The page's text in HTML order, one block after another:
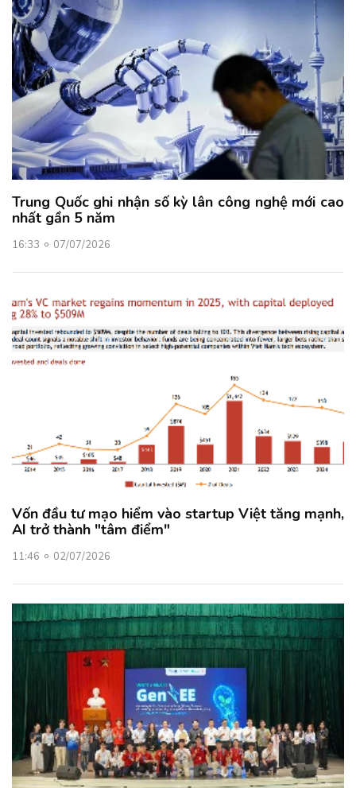
Trung Quốc ghi nhận số kỳ lân công nghệ mới cao
nhất gần 5 năm
16:33 07/07/2026
Vốn đầu tư mạo hiểm vào startup Việt tăng mạnh,
AI trở thành "tâm điểm"
11:46 02/07/2026